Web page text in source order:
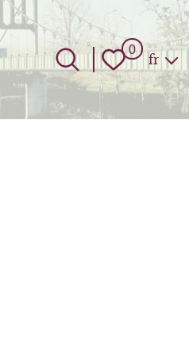
0 Langue
fr